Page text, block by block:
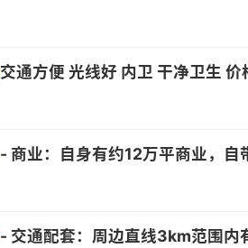
交通方便 光线好 内卫 干净卫生 价
- 商业：自身有约12万平商业，自带3万平乐活街，周边还有正荣财富中心、万达广场(福州高新店)等. - 医疗：福建师范大学医院旗山门诊部等
- 交通配套：周边直线3km范围内有1个地铁站厚庭，直线1km内有13个公交站，距离浦上大桥西站仅105m. -